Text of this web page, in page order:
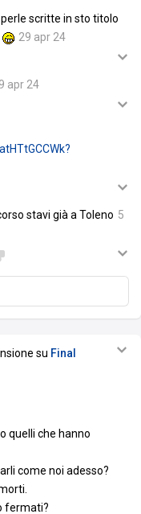
scritte in sto titolo
29 apr 24
apr 24
stavi già a Toleno 5
su Final
quelli che hanno
come noi adesso?
fermati?